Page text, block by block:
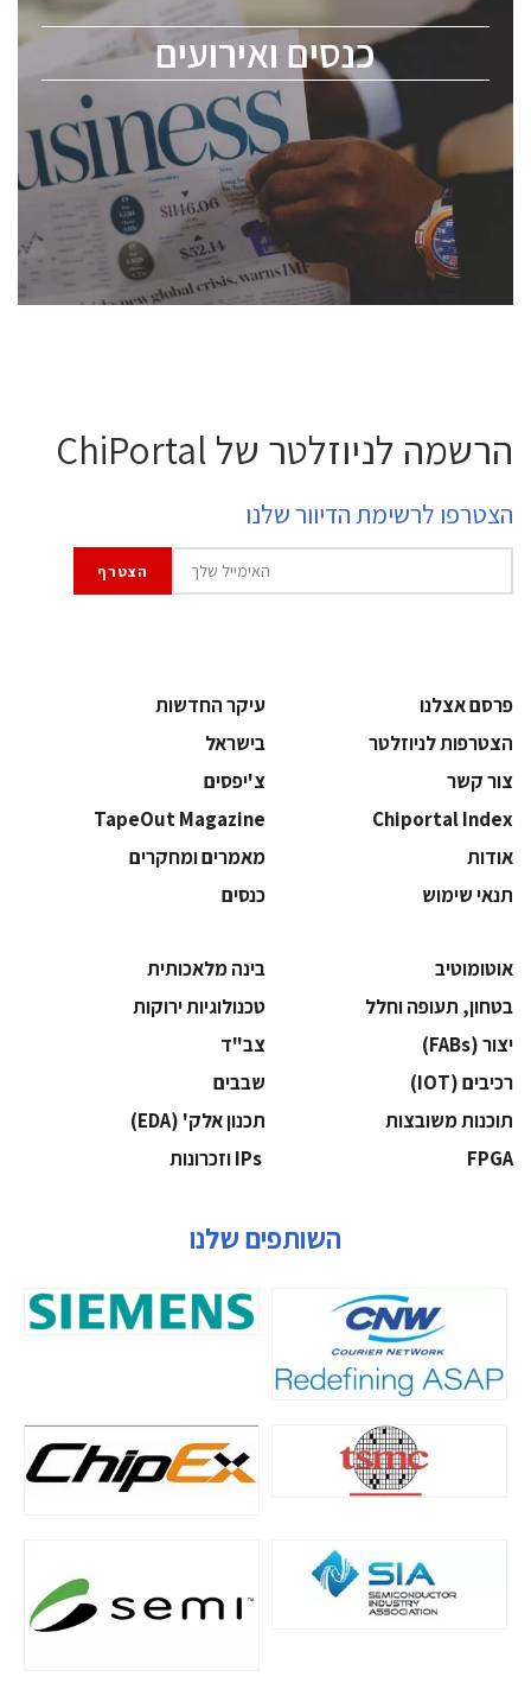
כנסים ואירועים
ChipEx2026 will be held on May 12-13, 2026. The
conference is intended for everyone involved in the
semiconductor industry, including engineers,
professional experts, and senior executives.
לחץ לפרטים
הרשמה לניוזלטר של ChiPortal
הצטרפו לרשימת הדיוור שלנו
פרסם אצלנו
עיקר החדשות
הצטרפות לניוזלטר
בישראל
צור קשר
צ'יפסים
Chiportal Index
TapeOut Magazine
אודות
מאמרים ומחקרים
תנאי שימוש
כנסים
אוטומוטיב
בינה מלאכותית
בטחון, תעופה וחלל
‫טכנולוגיות ירוקות‬
‫יצור (‪(FABs‬‬
‫צב"ד‬
‫רכיבים‬ (IOT)
‫שבבים‬
‫תוכנות משובצות‬
‫תכנון אלק' (‪(EDA‬‬
‫‪FPGA‬‬
השותפים שלנו